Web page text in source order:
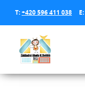
T:+420 596 411 038 E: